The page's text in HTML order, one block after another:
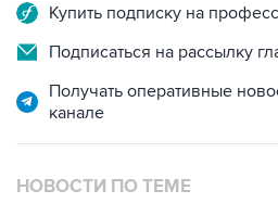
Купить подписку на
Подписаться на рассылку
Получать оперативные
канале
НОВОСТИ ПО ТЕМЕ